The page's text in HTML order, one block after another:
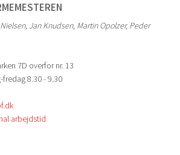
Jan Knudsen, Martin Opolzer, Peder
7D overfor nr. 13
fredag 8.30 - 9.30
arbejdstid